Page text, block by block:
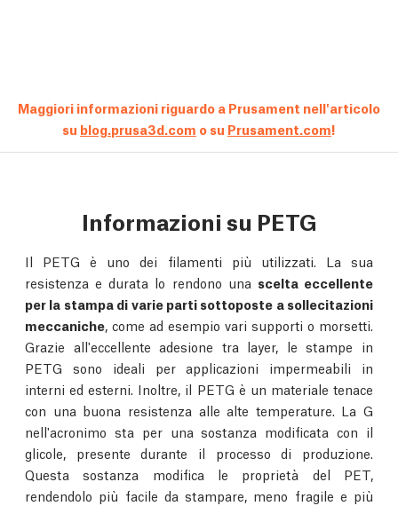
Maggiori informazioni riguardo a Prusament nell'articolo
su blog.prusa3d.com o su Prusament.com!
Informazioni su PETG
Il PETG è uno dei filamenti più utilizzati. La sua
resistenza e durata lo rendono una scelta eccellente
per la stampa di varie parti sottoposte a sollecitazioni
meccaniche, come ad esempio vari supporti o morsetti.
Grazie all'eccellente adesione tra layer, le stampe in
PETG sono ideali per applicazioni impermeabili in
interni ed esterni. Inoltre, il PETG è un materiale tenace
con una buona resistenza alle alte temperature. La G
nell'acronimo sta per una sostanza modificata con il
glicole, presente durante il processo di produzione.
Questa sostanza modifica le proprietà del PET,
rendendolo più facile da stampare, meno fragile e più